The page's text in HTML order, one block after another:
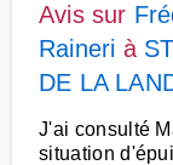
Avis sur
Raineri à
DE LA
J'ai consulté
situation